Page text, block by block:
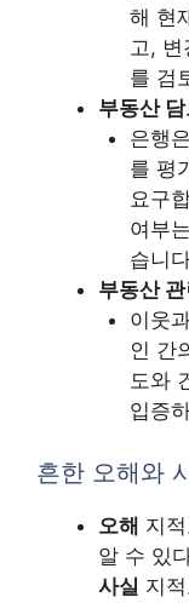
해 현
고, 변
를 검
부동산 담
은행
를 평
요구
여부
습니
부동산 관
이웃
인 간
도와
입증
흔한 오해와
오해 지
알 수 있
사실 지